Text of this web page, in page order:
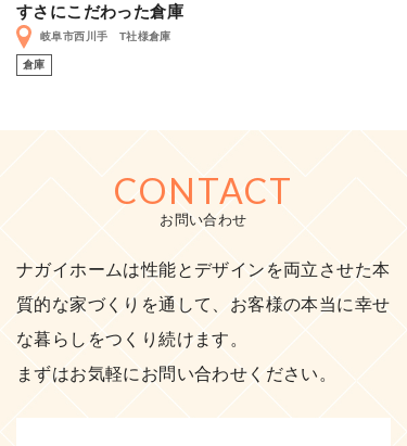
すさにこだわった倉庫
岐阜市西川手 T社様倉庫
倉庫
CONTACT
お問い合わせ
ナガイホームは性能とデザインを両立させた本
質的な家づくりを通して、お客様の本当に幸せ
な暮らしをつくり続けます。
まずはお気軽にお問い合わせください。